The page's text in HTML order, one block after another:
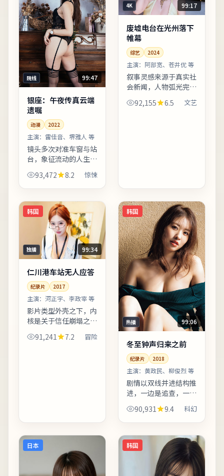
院线 99:47
银座：午夜传真云端
遗嘱
动漫 2022
主演： 雷佳音、堺雅人 等
镜头多次对准车窗与站
台，象征流动的人生与
暂停的决心。配乐以低
频弦乐打底，高潮段落
制而有后劲。整体来
看，这是一部类型元素
清晰、...
93,472 8.2 惊悚
4K 99:17
废墟电台在光州落下
帷幕
综艺 2024
主演： 阿部宽、苍井优 等
叙事灵感来源于真实社
会新闻，人物弧光完
整，反转服务于主题而
非噱头。配乐邀请知名
92,155 6.5 文艺
韩国
独播 99:34
仁川港车站无人应答
纪录片 2017
主演： 河正宇、李政宰 等
影片类型外壳之下，内
核是关于信任崩塌之后
如何重建日常秩序。影
片后半段反转并非单纯
91,241 7.2 冒险
韩国
热播 99:06
冬至钟声归来之前
纪录片 2018
主演： 黄政民、柳俊烈 等
剧情以双线并进结构推
进，一边是追查，一边
是救赎，最终在暴雨夜
汇合。主演阵容在对手
场夜戏台词密度高、信
息量大。影片中出现的
地标...
90,931 9.4 科幻
日本 韩国